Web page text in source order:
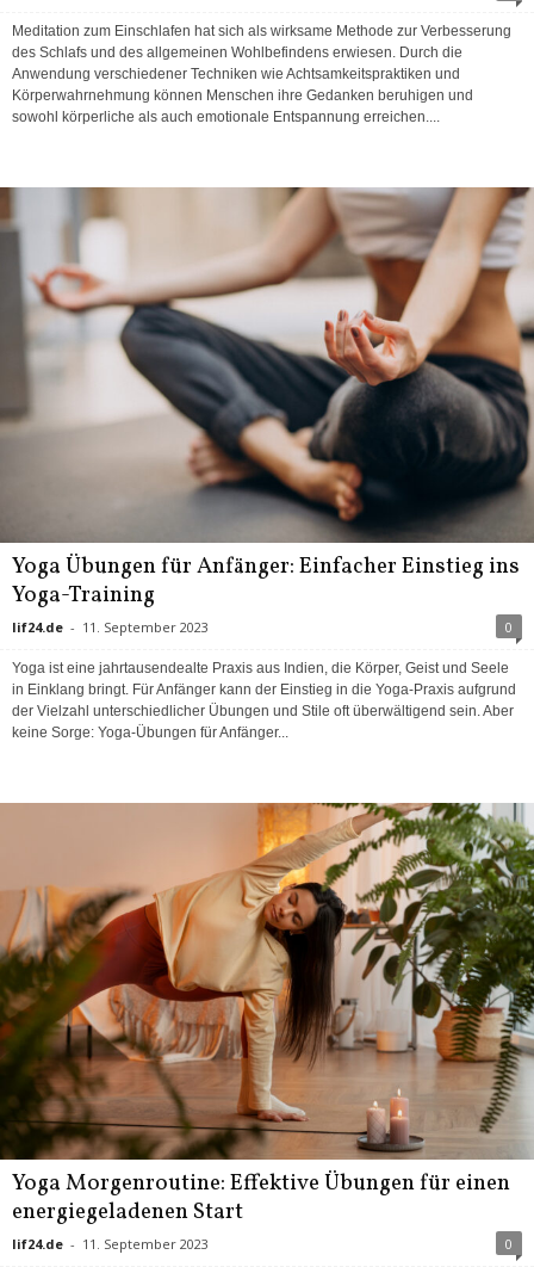
Meditation zum Einschlafen hat sich als wirksame Methode zur Verbesserung
des Schlafs und des allgemeinen Wohlbefindens erwiesen. Durch die
Anwendung verschiedener Techniken wie Achtsamkeitspraktiken und
Körperwahrnehmung können Menschen ihre Gedanken beruhigen und
sowohl körperliche als auch emotionale Entspannung erreichen....
Yoga Übungen für Anfänger: Einfacher Einstieg ins
Yoga-Training
lif24.de - 11. September 2023 0
Yoga ist eine jahrtausendealte Praxis aus Indien, die Körper, Geist und Seele
in Einklang bringt. Für Anfänger kann der Einstieg in die Yoga-Praxis aufgrund
der Vielzahl unterschiedlicher Übungen und Stile oft überwältigend sein. Aber
keine Sorge: Yoga-Übungen für Anfänger...
Yoga Morgenroutine: Effektive Übungen für einen
energiegeladenen Start
lif24.de - 11. September 2023 0